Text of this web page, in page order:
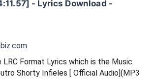
- Lyrics Download -
LRC Format Lyrics which is the Music
Shorty Infieles [ Official Audio](MP3